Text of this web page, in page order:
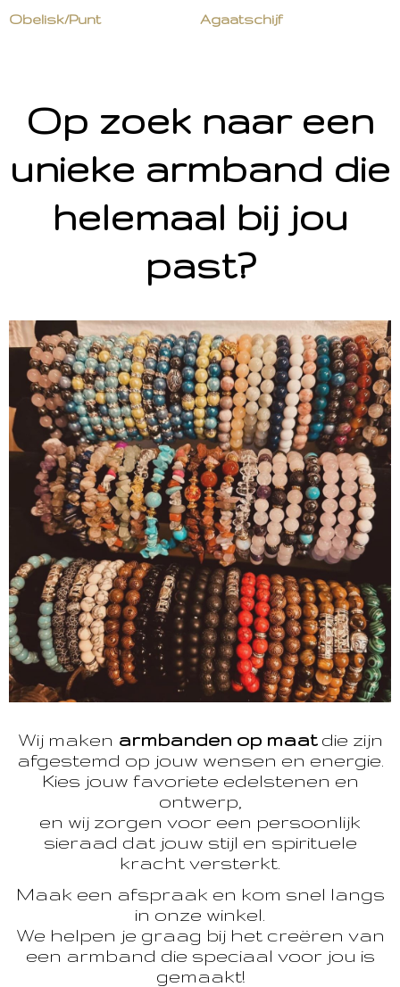
Obelisk/Punt Agaatschijf
Op zoek naar een
unieke armband die
helemaal bij jou
past?
Wij maken armbanden op maatdie zijn
afgestemd op jouw wensen en energie.
Kies jouw favoriete edelstenen en
ontwerp,
en wij zorgen voor een persoonlijk
sieraad dat jouw stijl en spirituele
kracht versterkt.
Maak een afspraak en kom snel langs
in onze winkel.
We helpen je graag bij het creëren van
een armband die speciaal voor jou is
gemaakt!